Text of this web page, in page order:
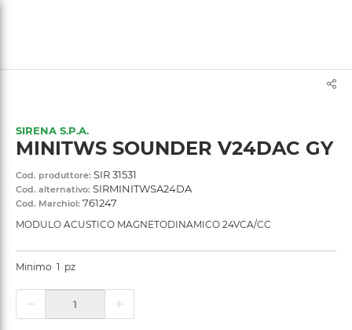
SIRENA S.P.A.
MINITWS SOUNDER V24DAC GY
Cod. produttore: SIR 31531
Cod. alternativo: SIRMINITWSA24DA
Cod. Marchiol: 761247
MODULO ACUSTICO MAGNETODINAMICO 24VCA/CC
Minimo 1 pz